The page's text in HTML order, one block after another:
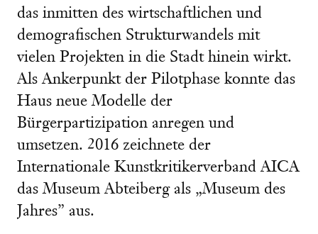
das inmitten des wirtschaftlichen und
demografischen Strukturwandels mit
vielen Projekten in die Stadt hinein wirkt.
Als Ankerpunkt der Pilotphase konnte das
Haus neue Modelle der
Bürgerpartizipation anregen und
umsetzen. 2016 zeichnete der
Internationale Kunstkritikerverband AICA
das Museum Abteiberg als „Museum des
Jahres” aus.